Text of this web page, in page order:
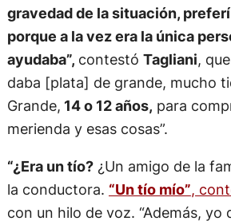
gravedad de la situación,
porque a la vez era la única
ayudaba”, contestó Tagliani,
daba [plata] de grande, mucho
Grande, 14 o 12 años, para
merienda y esas cosas”.
“¿Era un tío?¿Un amigo de la
la conductora. “Un tío mío”,
con un hilo de voz. “Además, yo